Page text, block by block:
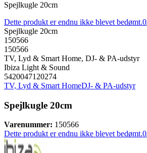
Spejlkugle 20cm
Dette produkt er endnu ikke blevet bedømt.0
Spejlkugle 20cm
150566
150566
TV, Lyd & Smart Home, DJ- & PA-udstyr
Ibiza Light & Sound
5420047120274
TV, Lyd & Smart HomeDJ- & PA-udstyr
Spejlkugle 20cm
Varenummer: 150566
Dette produkt er endnu ikke blevet bedømt.0